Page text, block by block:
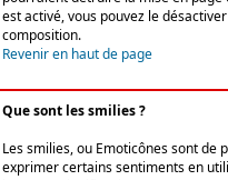
est activé, vous pouvez le
composition.
Revenir en haut de page
Que sont les smilies ?
Les smilies, ou Emoticônes sont
exprimer certains sentiments en